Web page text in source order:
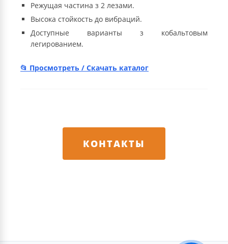
Режущая частина з 2 лезами.
Высока стойкость до вибраций.
Доступные варианты з кобальтовым
легированием.
Просмотреть / Скачать каталог
КОНТАКТЫ